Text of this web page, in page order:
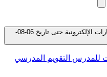
جميع الملفات المتوفرة في قسم الاختبارات الإلكترونية حتى تاريخ 06-08-
للمدرس التقويم المدرسي